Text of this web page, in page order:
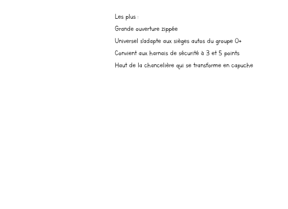
Les plus :
Grande ouverture zippée
Universel s'adapte aux sièges autos du groupe 0+
Convient aux harnais de sécurité à 3 et 5 points
Haut de la chancelière qui se transforme en capuche